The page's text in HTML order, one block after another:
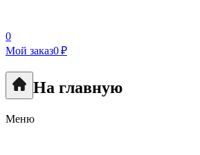
0
Мой заказ0 ₽
На главную
Меню